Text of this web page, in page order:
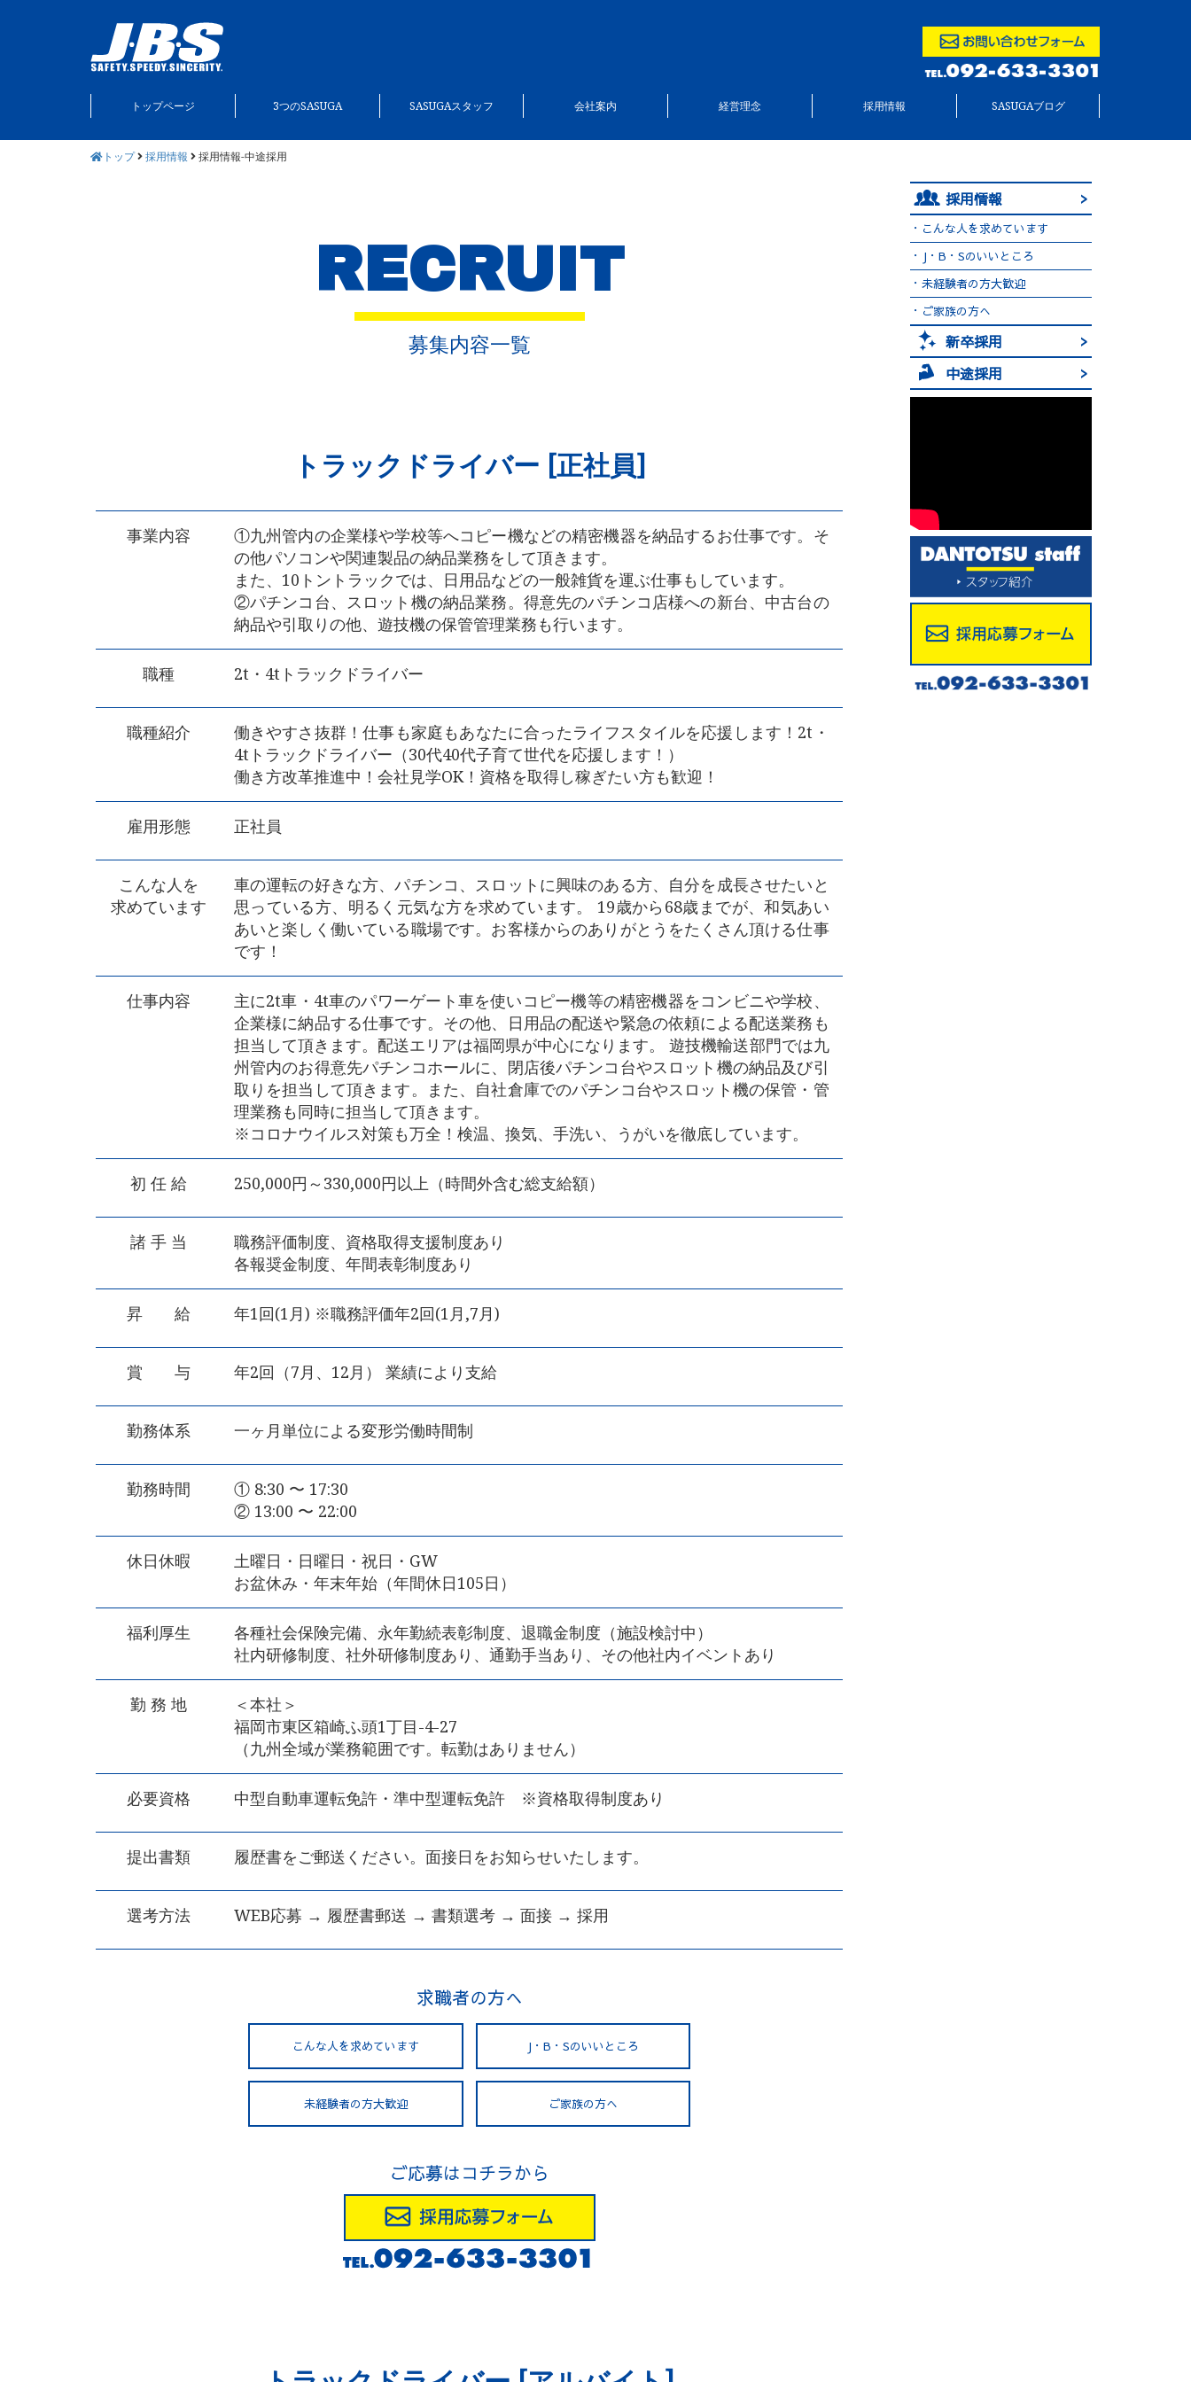
トップページ 3つのSASUGA SASUGAスタッフ 会社案内 経営理念 採用情報 SASUGAブログ
トップ 採用情報 採用情報-中途採用
RECRUIT
募集内容一覧
トラックドライバー [正社員]
事業内容
①九州管内の企業様や学校等へコピー機などの精密機器を納品するお仕事です。そ
の他パソコンや関連製品の納品業務をして頂きます。
また、10トントラックでは、日用品などの一般雑貨を運ぶ仕事もしています。
②パチンコ台、スロット機の納品業務。得意先のパチンコ店様への新台、中古台の
納品や引取りの他、遊技機の保管管理業務も行います。
職種 2t・4tトラックドライバー
職種紹介
働きやすさ抜群！仕事も家庭もあなたに合ったライフスタイルを応援します！2t・
4tトラックドライバー（30代40代子育て世代を応援します！）
働き方改革推進中！会社見学OK！資格を取得し稼ぎたい方も歓迎！
雇用形態 正社員
こんな人を
求めています
車の運転の好きな方、パチンコ、スロットに興味のある方、自分を成長させたいと
思っている方、明るく元気な方を求めています。 19歳から68歳までが、和気あい
あいと楽しく働いている職場です。お客様からのありがとうをたくさん頂ける仕事
です！
仕事内容
主に2t車・4t車のパワーゲート車を使いコピー機等の精密機器をコンビニや学校、
企業様に納品する仕事です。その他、日用品の配送や緊急の依頼による配送業務も
担当して頂きます。配送エリアは福岡県が中心になります。 遊技機輸送部門では九
州管内のお得意先パチンコホールに、閉店後パチンコ台やスロット機の納品及び引
取りを担当して頂きます。また、自社倉庫でのパチンコ台やスロット機の保管・管
理業務も同時に担当して頂きます。
※コロナウイルス対策も万全！検温、換気、手洗い、うがいを徹底しています。
初 任 給 250,000円～330,000円以上（時間外含む総支給額）
諸 手 当
職務評価制度、資格取得支援制度あり
各報奨金制度、年間表彰制度あり
昇 給 年1回(1月) ※職務評価年2回(1月,7月)
賞 与 年2回（7月、12月） 業績により支給
勤務体系 一ヶ月単位による変形労働時間制
勤務時間
① 8:30 〜 17:30
② 13:00 〜 22:00
休日休暇
土曜日・日曜日・祝日・GW
お盆休み・年末年始（年間休日105日）
福利厚生
各種社会保険完備、永年勤続表彰制度、退職金制度（施設検討中）
社内研修制度、社外研修制度あり、通勤手当あり、その他社内イベントあり
勤 務 地
＜本社＞
福岡市東区箱崎ふ頭1丁目-4-27
（九州全域が業務範囲です。転勤はありません）
必要資格 中型自動車運転免許・準中型運転免許 ※資格取得制度あり
提出書類 履歴書をご郵送ください。面接日をお知らせいたします。
選考方法 WEB応募 → 履歴書郵送 → 書類選考 → 面接 → 採用
求職者の方へ
こんな人を求めています J・B・Sのいいところ
未経験者の方大歓迎 ご家族の方へ
ご応募はコチラから
採用情報
・こんな人を求めています
・J・B・Sのいいところ
・未経験者の方大歓迎
・ご家族の方へ
新卒採用
中途採用